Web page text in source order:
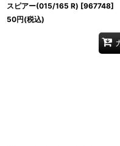
スピアー(015/165 R) [967748]
50円(税込)